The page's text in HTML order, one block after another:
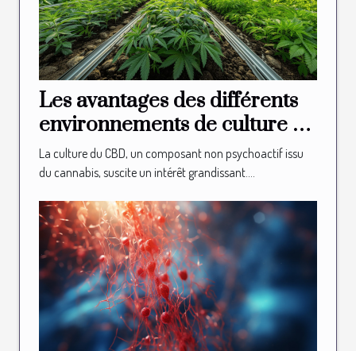
Les avantages des différents
environnements de culture du
CBD
La culture du CBD, un composant non psychoactif issu
du cannabis, suscite un intérêt grandissant....